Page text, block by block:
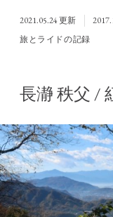
2021.05.24更新
旅とライドの記録
長瀞 秩父 /